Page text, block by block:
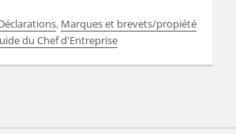
, Marques et brevets/propiété
du Chef d'Entreprise